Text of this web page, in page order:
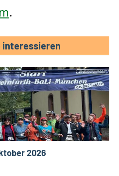
.
interessieren
2026